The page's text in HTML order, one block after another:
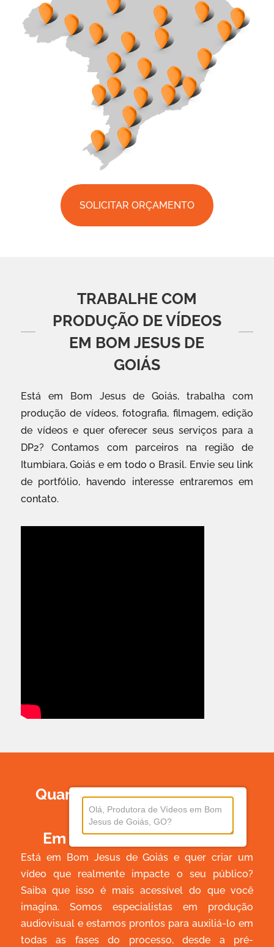
SOLICITAR ORÇAMENTO
TRABALHE COM
PRODUÇÃO DE VÍDEOS
EM BOM JESUS DE
GOIÁS
Está em Bom Jesus de Goiás, trabalha com
produção de vídeos, fotografia, filmagem, edição
de vídeos e quer oferecer seus serviços para a
DP2? Contamos com parceiros na região de
Itumbiara, Goiás e em todo o Brasil. Envie seu link
de portfólio, havendo interesse entraremos em
contato.
Quanto Custa Produzir Um
Vídeo
Em Bom Jesus De Goiás?
Está em Bom Jesus de Goiás e quer criar um
vídeo que realmente impacte o seu público?
Saiba que isso é mais acessível do que você
imagina. Somos especialistas em produção
audiovisual e estamos prontos para auxiliá-lo em
todas as fases do processo, desde a pré-